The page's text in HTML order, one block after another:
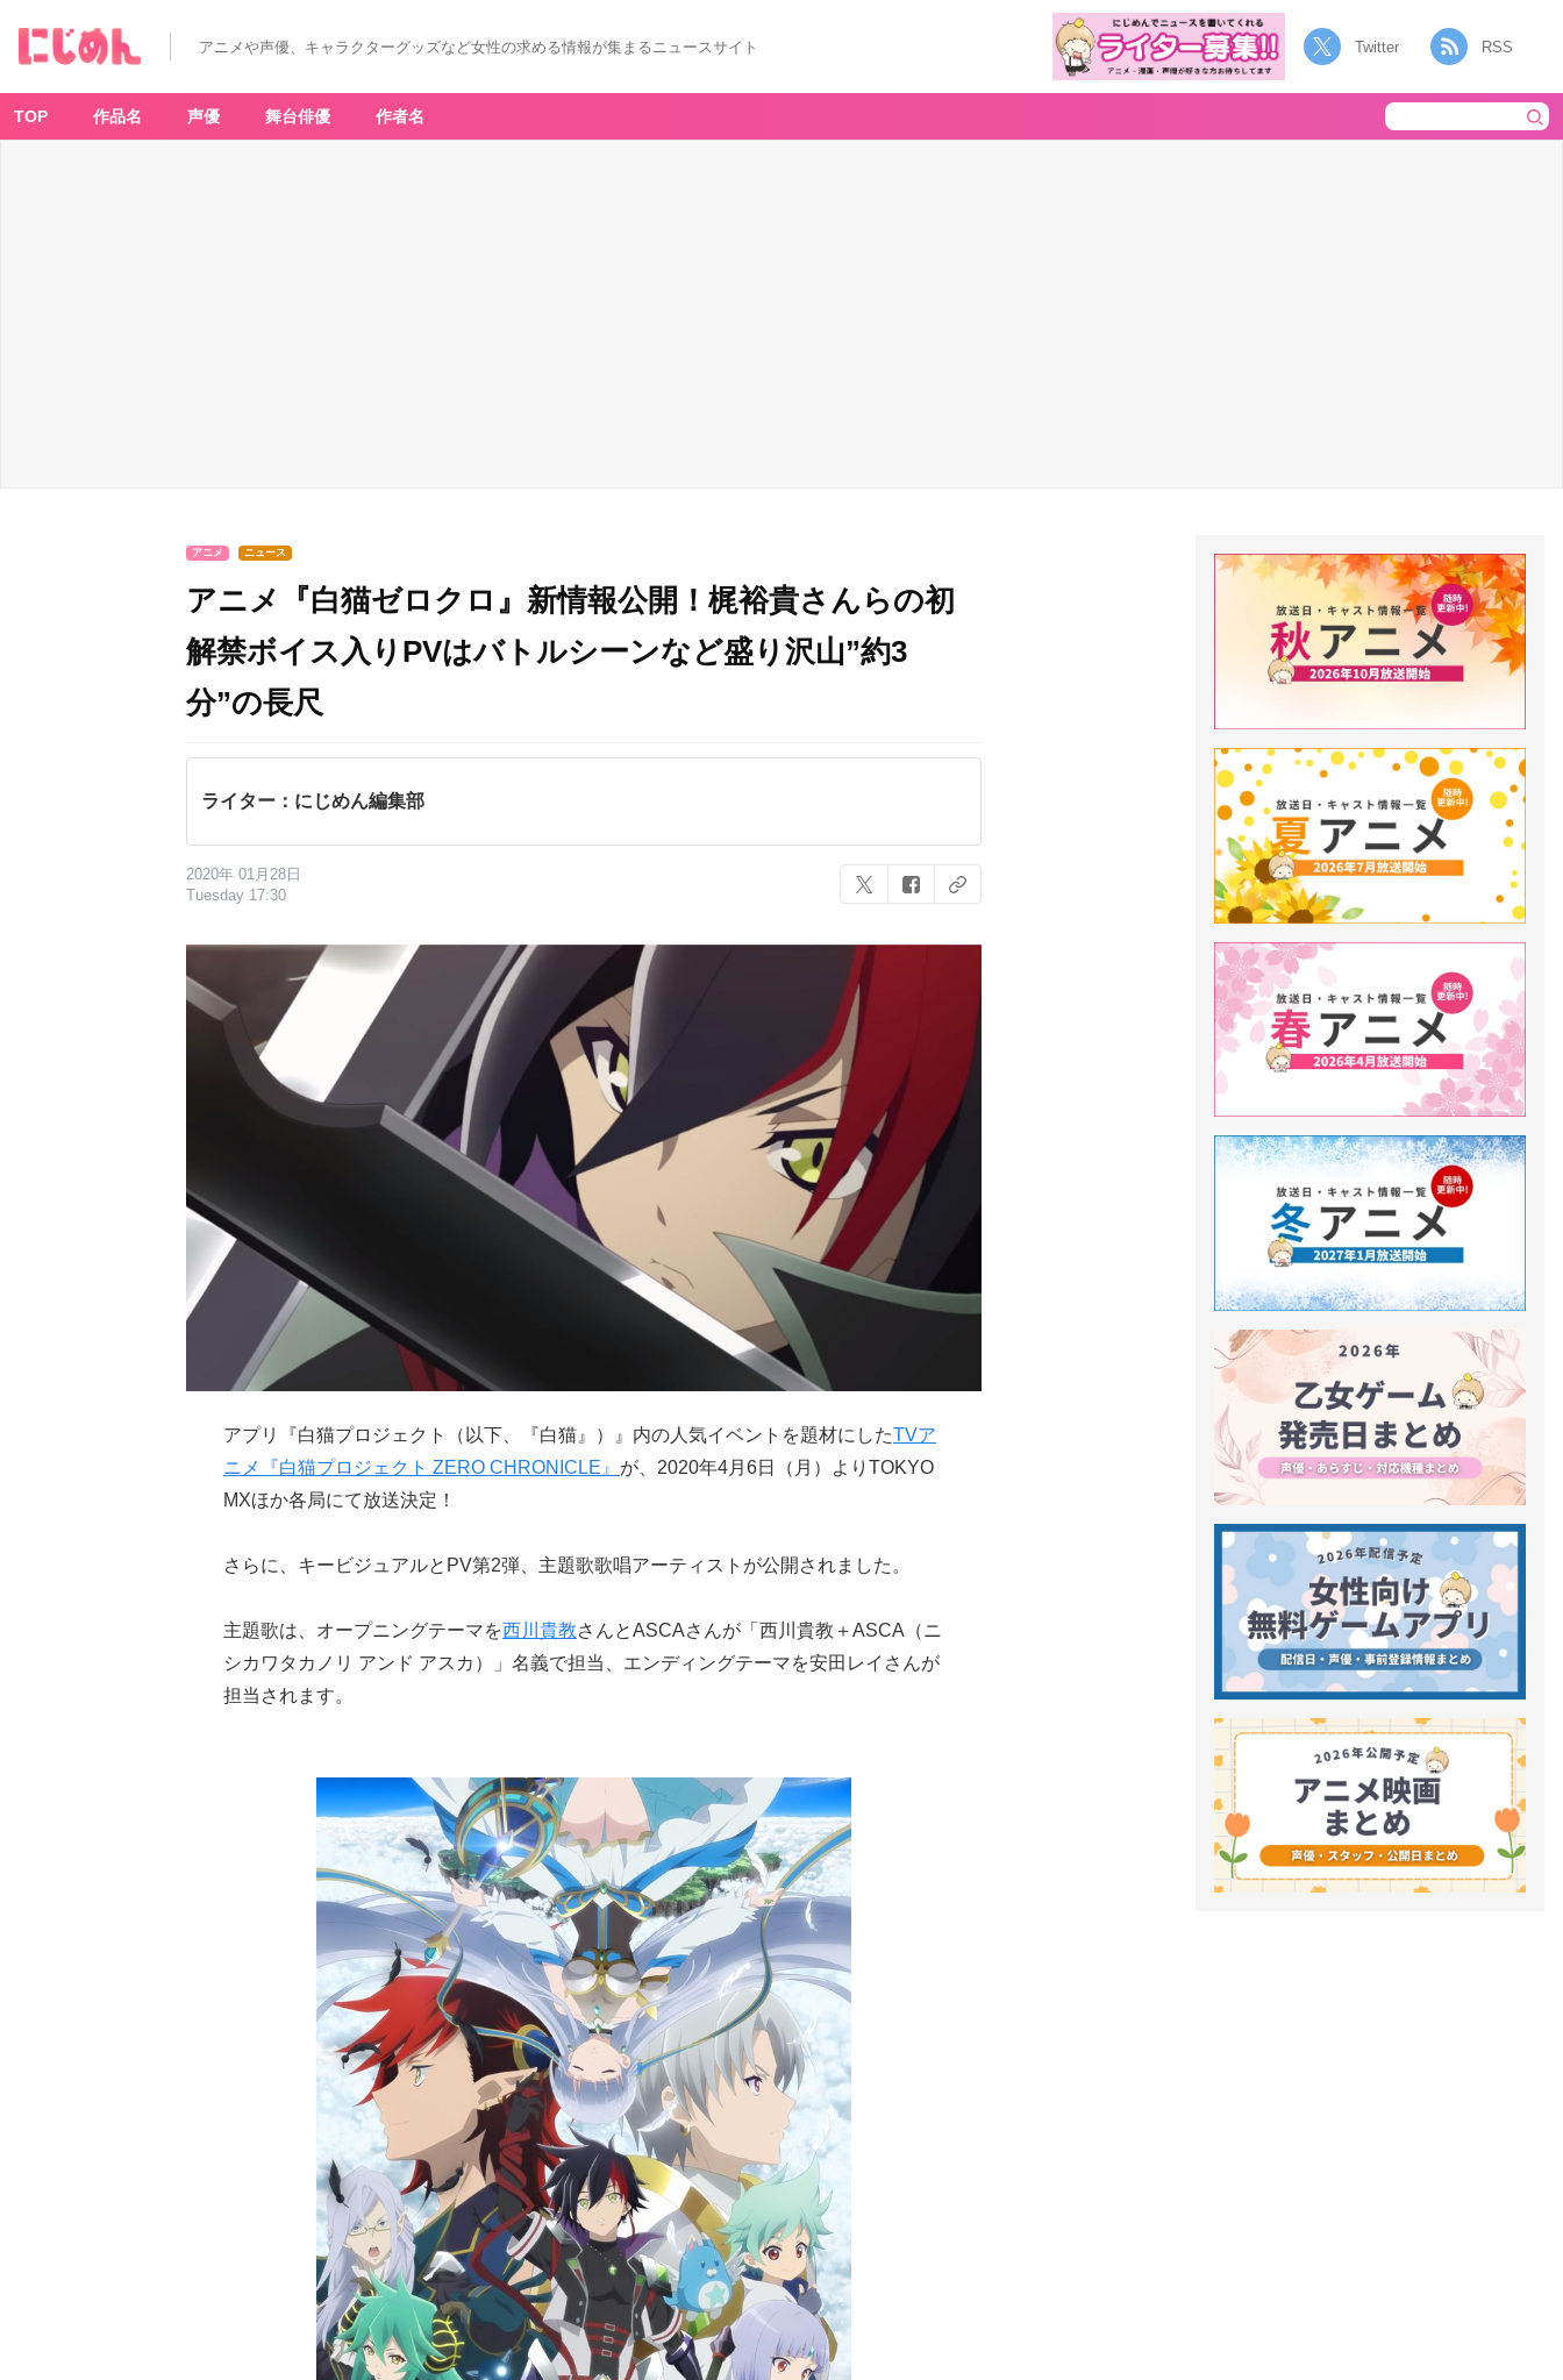
アニメや声優、キャラクターグッズなど女性の求める情報が集まるニュースサイト Twitter RSS
TOP 作品名 声優 舞台俳優 作者名
アニメ ニュース
アニメ『白猫ゼロクロ』新情報公開！梶裕貴さんらの初
解禁ボイス入りPVはバトルシーンなど盛り沢山”約3
分”の長尺
ライター：にじめん編集部
2020年 01月28日
Tuesday 17:30
アプリ『白猫プロジェクト（以下、『白猫』）』内の人気イベントを題材にしたTVア
ニメ『白猫プロジェクト ZERO CHRONICLE』 が、2020年4月6日（月）よりTOKYO
MXほか各局にて放送決定！
さらに、キービジュアルとPV第2弾、主題歌歌唱アーティストが公開されました。
主題歌は、オープニングテーマを西川貴教さんとASCAさんが「西川貴教＋ASCA（ニ
シカワタカノリ アンド アスカ）」名義で担当、エンディングテーマを安田レイさんが
担当されます。